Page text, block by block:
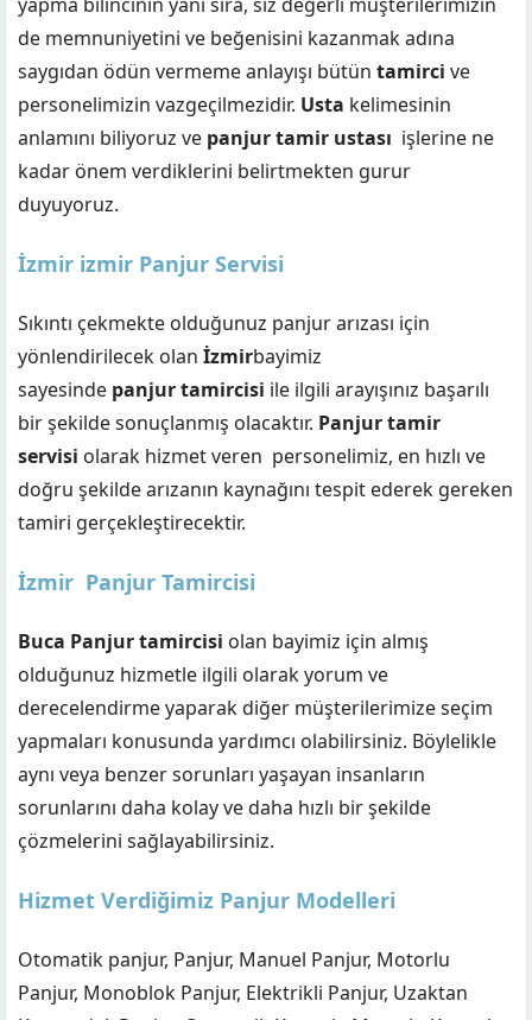
de memnuniyetini ve beğenisini kazanmak adına
saygıdan ödün vermeme anlayışı bütün tamirci ve
personelimizin vazgeçilmezidir. Usta kelimesinin
anlamını biliyoruz ve panjur tamir ustası işlerine ne
kadar önem verdiklerini belirtmekten gurur
duyuyoruz.
İzmir izmir Panjur Servisi
Sıkıntı çekmekte olduğunuz panjur arızası için
yönlendirilecek olan İzmirbayimiz
sayesinde panjur tamircisi ile ilgili arayışınız başarılı
bir şekilde sonuçlanmış olacaktır. Panjur tamir
servisi olarak hizmet veren personelimiz, en hızlı ve
doğru şekilde arızanın kaynağını tespit ederek gereken
tamiri gerçekleştirecektir.
İzmir Panjur Tamircisi
Buca Panjur tamircisi olan bayimiz için almış
olduğunuz hizmetle ilgili olarak yorum ve
derecelendirme yaparak diğer müşterilerimize seçim
yapmaları konusunda yardımcı olabilirsiniz. Böylelikle
aynı veya benzer sorunları yaşayan insanların
sorunlarını daha kolay ve daha hızlı bir şekilde
çözmelerini sağlayabilirsiniz.
Hizmet Verdiğimiz Panjur Modelleri
Otomatik panjur, Panjur, Manuel Panjur, Motorlu
Panjur, Monoblok Panjur, Elektrikli Panjur, Uzaktan